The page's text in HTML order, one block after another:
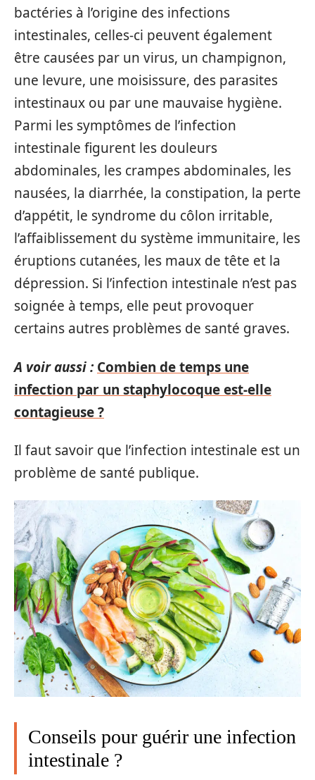
bactéries à l’origine des infections
intestinales, celles-ci peuvent également
être causées par un virus, un champignon,
une levure, une moisissure, des parasites
intestinaux ou par une mauvaise hygiène.
Parmi les symptômes de l’infection
intestinale figurent les douleurs
abdominales, les crampes abdominales, les
nausées, la diarrhée, la constipation, la perte
d’appétit, le syndrome du côlon irritable,
l’affaiblissement du système immunitaire, les
éruptions cutanées, les maux de tête et la
dépression. Si l’infection intestinale n’est pas
soignée à temps, elle peut provoquer
certains autres problèmes de santé graves.
A voir aussi : Combien de temps une
infection par un staphylocoque est-elle
contagieuse ?
Il faut savoir que l’infection intestinale est un
problème de santé publique.
Conseils pour guérir une infection
intestinale ?